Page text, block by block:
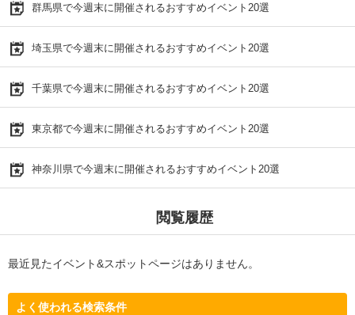
群馬県で今週末に開催されるおすすめイベント20選
埼玉県で今週末に開催されるおすすめイベント20選
千葉県で今週末に開催されるおすすめイベント20選
東京都で今週末に開催されるおすすめイベント20選
神奈川県で今週末に開催されるおすすめイベント20選
閲覧履歴
最近見たイベント&スポットページはありません。
よく使われる検索条件